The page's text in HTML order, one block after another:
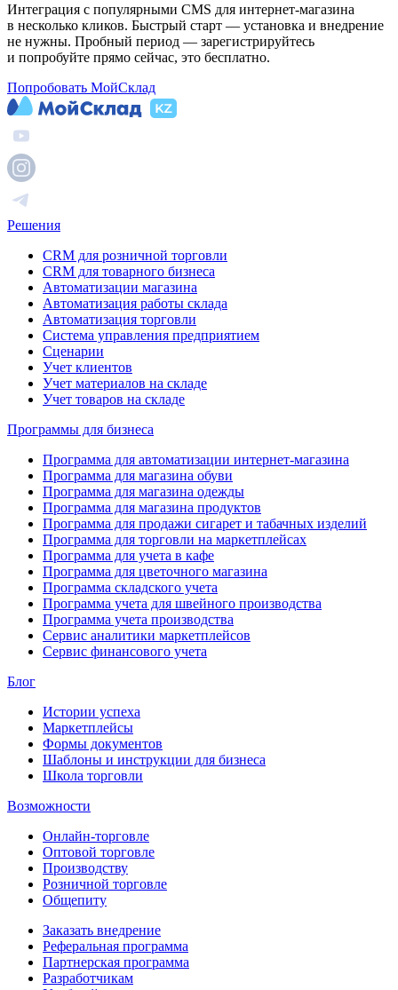
Интеграция с популярными CMS для интернет-магазина
в несколько кликов. Быстрый старт — установка и внедрение
не нужны. Пробный период — зарегистрируйтесь
и попробуйте прямо сейчас, это бесплатно.
Попробовать МойСклад
Решения
CRM для розничной торговли
CRM для товарного бизнеса
Автоматизации магазина
Автоматизация работы склада
Автоматизация торговли
Система управления предприятием
Сценарии
Учет клиентов
Учет материалов на складе
Учет товаров на складе
Программы для бизнеса
Программа для автоматизации интернет-магазина
Программа для магазина обуви
Программа для магазина одежды
Программа для магазина продуктов
Программа для продажи сигарет и табачных изделий
Программа для торговли на маркетплейсах
Программа для учета в кафе
Программа для цветочного магазина
Программа складского учета
Программа учета для швейного производства
Программа учета производства
Сервис аналитики маркетплейсов
Сервис финансового учета
Блог
Истории успеха
Маркетплейсы
Формы документов
Шаблоны и инструкции для бизнеса
Школа торговли
Возможности
Онлайн-торговле
Оптовой торговле
Производству
Розничной торговле
Общепиту
Заказать внедрение
Реферальная программа
Партнерская программа
Разработчикам